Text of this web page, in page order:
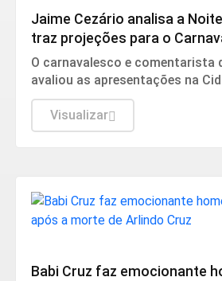
Jaime Cezário analisa a
traz projeções para o
O carnavalesco e comentarista
avaliou as apresentações na
destacou as emoções do evento.
Visualizar
Babi Cruz faz emocionante